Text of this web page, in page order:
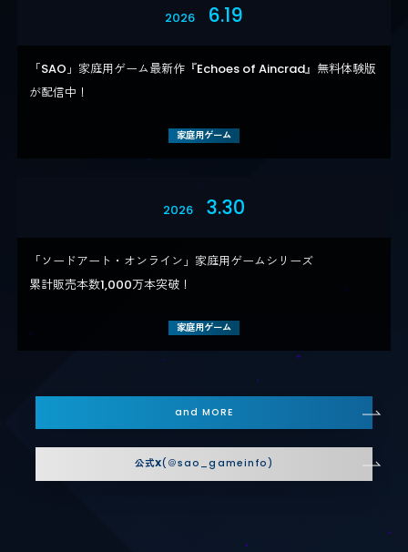
2026 6.19
「SAO」家庭用ゲーム最新作『Echoes of Aincrad』無料体験版
が配信中！
家庭用ゲーム
2026 3.30
「ソードアート・オンライン」家庭用ゲームシリーズ​
累計販売本数1,000万本突破！
家庭用ゲーム
and MORE
公式X(＠sao_gameinfo)